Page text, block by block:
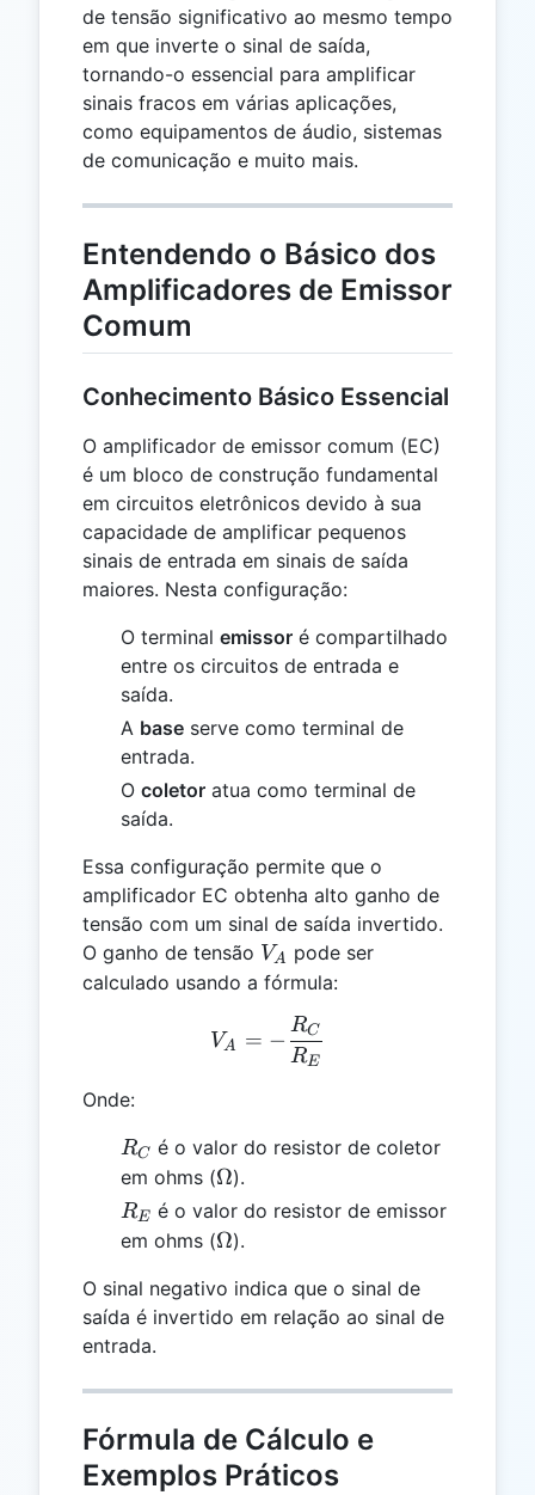
de tensão significativo ao mesmo tempo
em que inverte o sinal de saída,
tornando-o essencial para amplificar
sinais fracos em várias aplicações,
como equipamentos de áudio, sistemas
de comunicação e muito mais.
Entendendo o Básico dos
Amplificadores de Emissor
Comum
Conhecimento Básico Essencial
O amplificador de emissor comum (EC)
é um bloco de construção fundamental
em circuitos eletrônicos devido à sua
capacidade de amplificar pequenos
sinais de entrada em sinais de saída
maiores. Nesta configuração:
O terminal emissor é compartilhado
entre os circuitos de entrada e
saída.
A base serve como terminal de
entrada.
O coletor atua como terminal de
saída.
Essa configuração permite que o
amplificador EC obtenha alto ganho de
tensão com um sinal de saída invertido.
O ganho de tensão V_A
VA
pode ser
calculado usando a fórmula:
V_A = -\frac{R_C}{R_E}
VA = −
RE
RC
Onde:
R_C
RC é o valor do resistor de coletor
em ohms (\Omega
Ω).
R_E
RE é o valor do resistor de emissor
em ohms (\Omega
Ω).
O sinal negativo indica que o sinal de
saída é invertido em relação ao sinal de
entrada.
Fórmula de Cálculo e
Exemplos Práticos